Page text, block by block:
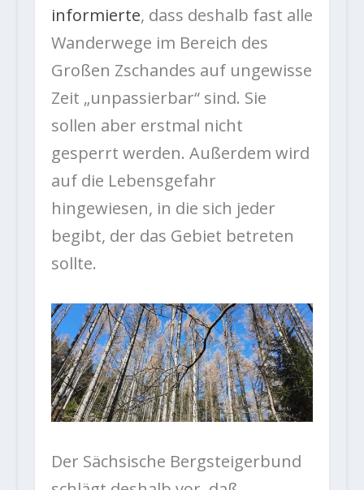
informierte, dass deshalb fast alle
Wanderwege im Bereich des
Großen Zschandes auf ungewisse
Zeit „unpassierbar“ sind. Sie
sollen aber erstmal nicht
gesperrt werden. Außerdem wird
auf die Lebensgefahr
hingewiesen, in die sich jeder
begibt, der das Gebiet betreten
sollte.
Der Sächsische Bergsteigerbund